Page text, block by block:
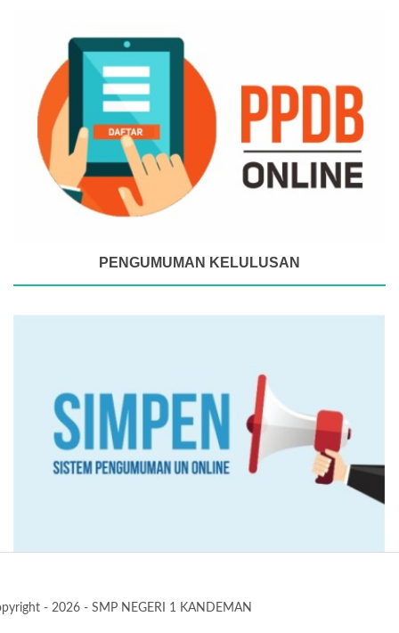
PENGUMUMAN KELULUSAN
- 2026 - SMP NEGERI 1 KANDEMAN